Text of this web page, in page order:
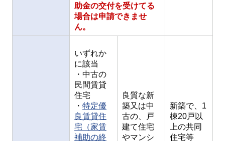
助金の交付を受けてる
場合は申請できませ
ん。
いずれか
に該当
・中古の
民間賃貸
住宅
・ 特定優
良賃貸住
宅（家賃
補助の終
良質な新
築又は中
古の、戸
建て住宅
やマンシ
新築で、1
棟20戸以
上の共同
住宅等